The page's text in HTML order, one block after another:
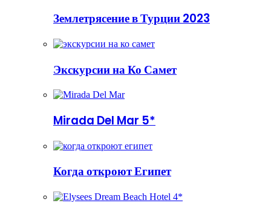
Землетрясение в Турции 2023
Экскурсии на Ко Самет
Mirada Del Mar 5*
Когда откроют Египет